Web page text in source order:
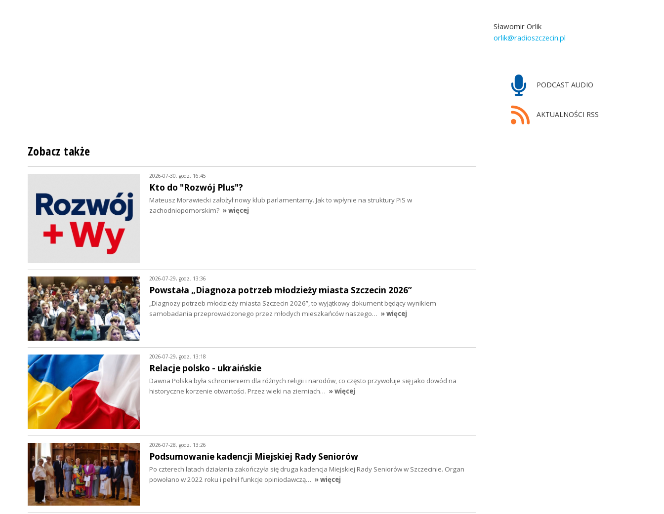
Sławomir Orlik
orlik@radioszczecin.pl
PODCAST AUDIO
AKTUALNOŚCI RSS
Zobacz także
2026-07-30, godz. 16:45
Kto do "Rozwój Plus"?
Mateusz Morawiecki założył nowy klub parlamentarny. Jak to wpłynie na struktury PiS w
zachodniopomorskim? » więcej
2026-07-29, godz. 13:36
Powstała „Diagnoza potrzeb młodzieży miasta Szczecin 2026”
„Diagnozy potrzeb młodzieży miasta Szczecin 2026”, to wyjątkowy dokument będący wynikiem
samobadania przeprowadzonego przez młodych mieszkańców naszego… » więcej
2026-07-29, godz. 13:18
Relacje polsko - ukraińskie
Dawna Polska była schronieniem dla różnych religii i narodów, co często przywołuje się jako dowód na
historyczne korzenie otwartości. Przez wieki na ziemiach… » więcej
2026-07-28, godz. 13:26
Podsumowanie kadencji Miejskiej Rady Seniorów
Po czterech latach działania zakończyła się druga kadencja Miejskiej Rady Seniorów w Szczecinie. Organ
powołano w 2022 roku i pełnił funkcje opiniodawczą… » więcej